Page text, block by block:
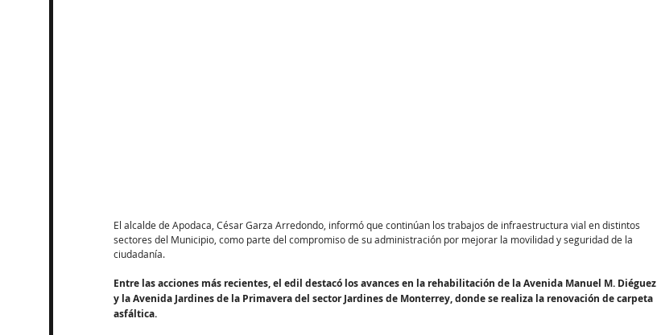
El alcalde de Apodaca, César Garza Arredondo, informó que continúan los trabajos de infraestructura vial en distintos
sectores del Municipio, como parte del compromiso de su administración por mejorar la movilidad y seguridad de la
ciudadanía.
Entre las acciones más recientes, el edil destacó los avances en la rehabilitación de la Avenida Manuel M. Diéguez
y la Avenida Jardines de la Primavera del sector Jardines de Monterrey, donde se realiza la renovación de carpeta
asfáltica.